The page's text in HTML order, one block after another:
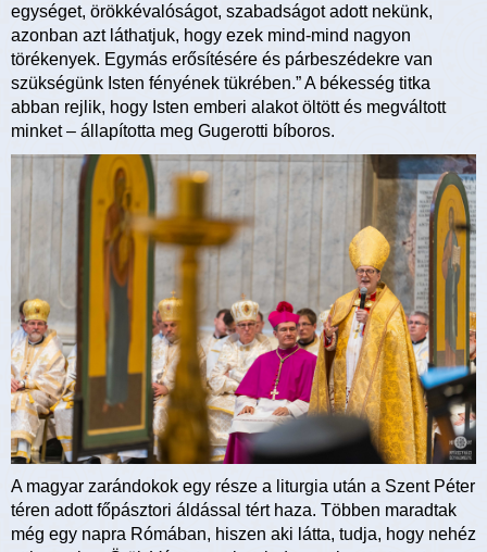
egységet, örökkévalóságot, szabadságot adott nekünk,
azonban azt láthatjuk, hogy ezek mind-mind nagyon
törékenyek. Egymás erősítésére és párbeszédekre van
szükségünk Isten fényének tükrében.” A békesség titka
abban rejlik, hogy Isten emberi alakot öltött és megváltott
minket – állapította meg Gugerotti bíboros.
A magyar zarándokok egy része a liturgia után a Szent Péter
téren adott főpásztori áldással tért haza. Többen maradtak
még egy napra Rómában, hiszen aki látta, tudja, hogy nehéz